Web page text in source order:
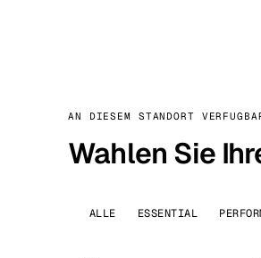
AN DIESEM STANDORT
Wahlen Sie
ALLE ESSENTIAL